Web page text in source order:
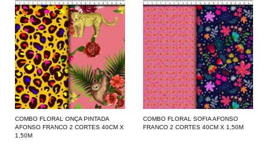
COMBO FLORAL ONÇA PINTADA
AFONSO FRANCO 2 CORTES 40CM X
1,50M
COMBO FLORAL SOFIA AFONSO
FRANCO 2 CORTES 40CM X 1,50M